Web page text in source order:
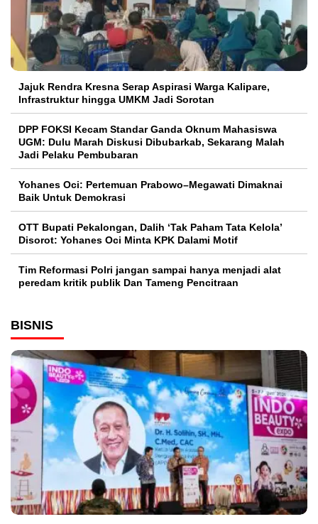
Jajuk Rendra Kresna Serap Aspirasi Warga Kalipare,
Infrastruktur hingga UMKM Jadi Sorotan
DPP FOKSI Kecam Standar Ganda Oknum Mahasiswa
UGM: Dulu Marah Diskusi Dibubarkab, Sekarang Malah
Jadi Pelaku Pembubaran
Yohanes Oci: Pertemuan Prabowo–Megawati Dimaknai
Baik Untuk Demokrasi
OTT Bupati Pekalongan, Dalih ‘Tak Paham Tata Kelola’
Disorot: Yohanes Oci Minta KPK Dalami Motif
Tim Reformasi Polri jangan sampai hanya menjadi alat
peredam kritik publik Dan Tameng Pencitraan
BISNIS